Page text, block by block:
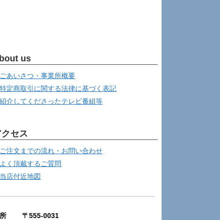
us
ごあいさつ・事業所概要
特定商取引に関する法律に基づく表記
紹介してくださったテレビ番組等
セス
ご注文までの流れ・お問い合わせ
よく頂戴するご質問
当店付近地図
所 〒555-0031